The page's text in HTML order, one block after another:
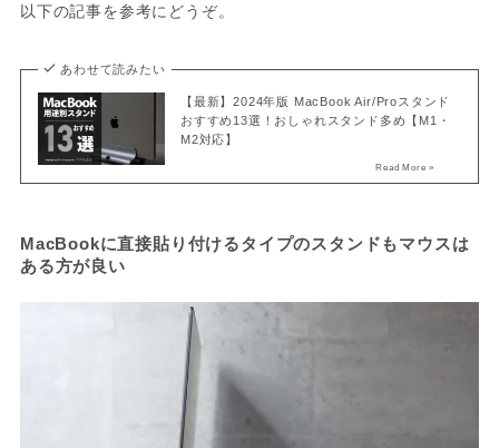
以下の記事を参考にどうぞ。
あわせて読みたい
【最新】2024年版 MacBook Air/Proスタンド
おすすめ13選！おしゃれスタンド多め【M1・
M2対応】
MacBookに直接貼り付けるタイプのスタンドもマウスは
ある方が良い